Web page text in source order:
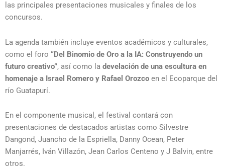
las principales presentaciones musicales y finales de los
concursos.
La agenda también incluye eventos académicos y culturales,
como el foro “Del Binomio de Oro a la IA: Construyendo un
futuro creativo”, así como la develación de una escultura en
homenaje a Israel Romero y Rafael Orozco en el Ecoparque del
río Guatapurí.
En el componente musical, el festival contará con
presentaciones de destacados artistas como Silvestre
Dangond, Juancho de la Espriella, Danny Ocean, Peter
Manjarrés, Iván Villazón, Jean Carlos Centeno y J Balvin, entre
otros.